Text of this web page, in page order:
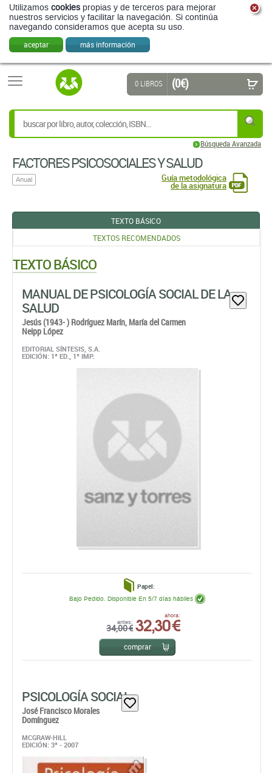
Utilizamos cookies propias y de terceros para mejorar
nuestros servicios y facilitar la navegación. Si continúa
navegando consideramos que acepta su uso.
aceptar más información
Búsqueda Avanzada
0 LIBROS (0 €)
FACTORES PSICOSOCIALES Y SALUD
Anual Guía metodológica
de la asignatura
TEXTO BÁSICO
TEXTOS RECOMENDADOS
TEXTO BÁSICO
MANUAL DE PSICOLOGÍA SOCIAL DE LA
SALUD
Jesús (1943- ) Rodríguez Marín, María del Carmen
Neipp López
EDITORIAL SÍNTESIS, S.A.
EDICIÓN: 1ª ED., 1ª IMP.
Papel:
antes:
34,00 €
ahora:
32,30 €
Bajo Pedido. Disponible En 5/7 días hábiles
comprar
PSICOLOGÍA SOCIAL
José Francisco Morales
Domínguez
MCGRAW-HILL
EDICIÓN: 3ª - 2007